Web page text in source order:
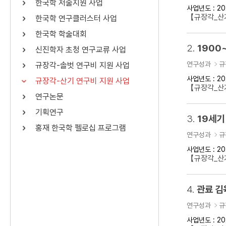
연산자
AND
OR 정조 OR 정약용 “정조” 또는 “
료를 검색
한국학 저술지원 사업
한국학 연구클러스터 사업
한국학 학술대회
신진학자 초청 연구교류 사업
규장각-솔벗 연구비 지원 사업
규장각-산기 연구비 지원 사업
연구논문
기획연구
홍재 한국학 펠로십 프로그램
사업년도 :
【규장각_
2.
연구성과
사업년도 :
【규장각_
3. 19세기
연구성과
사업년도 :
【규장각_
4. 관료
연구성과
사업년도 :